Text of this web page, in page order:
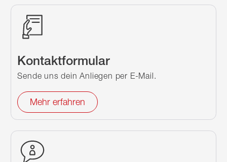
Kontaktformular
Sende uns dein Anliegen per E-Mail.
Mehr erfahren